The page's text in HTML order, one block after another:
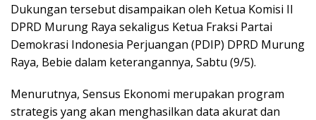
Dukungan tersebut disampaikan oleh Ketua Komisi II
DPRD Murung Raya sekaligus Ketua Fraksi Partai
Demokrasi Indonesia Perjuangan (PDIP) DPRD Murung
Raya, Bebie dalam keterangannya, Sabtu (9/5).
Menurutnya, Sensus Ekonomi merupakan program
strategis yang akan menghasilkan data akurat dan